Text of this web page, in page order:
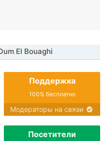
El Bouaghi
Поддержка
100% бесплатно
Модераторы на связи
Посетители